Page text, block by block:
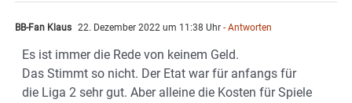
BB-Fan Klaus 22. Dezember 2022 um 11:38 Uhr - Antworten
Es ist immer die Rede von keinem Geld.
Das Stimmt so nicht. Der Etat war für anfangs für
die Liga 2 sehr gut. Aber alleine die Kosten für Spiele